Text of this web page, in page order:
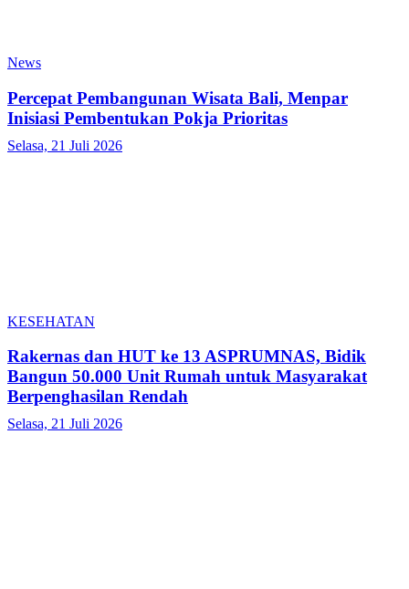
News
Percepat Pembangunan Wisata Bali, Menpar
Inisiasi Pembentukan Pokja Prioritas
Selasa, 21 Juli 2026
KESEHATAN
Rakernas dan HUT ke 13 ASPRUMNAS, Bidik
Bangun 50.000 Unit Rumah untuk Masyarakat
Berpenghasilan Rendah
Selasa, 21 Juli 2026